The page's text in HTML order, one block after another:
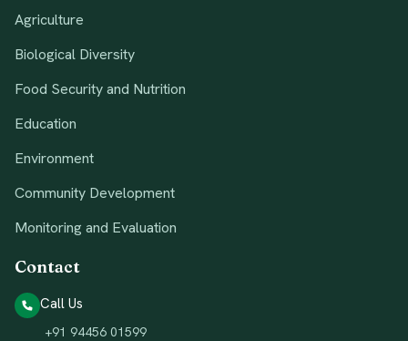
Agriculture
Biological Diversity
Food Security and Nutrition
Education
Environment
Community Development
Monitoring and Evaluation
Contact
Call Us
+91 94456 01599